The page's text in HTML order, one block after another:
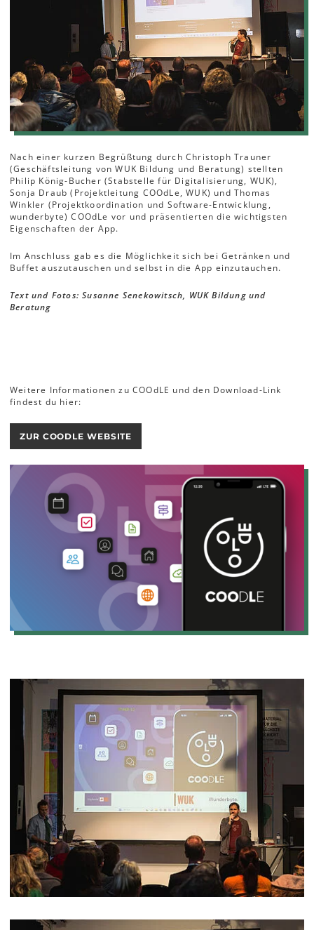
Nach einer kurzen Begrüßtung durch Christoph Trauner
(Geschäftsleitung von WUK Bildung und Beratung) stellten
Philip König-Bucher (Stabstelle für Digitalisierung, WUK),
Sonja Draub (Projektleitung COOdLe, WUK) und Thomas
Winkler (Projektkoordination und Software-Entwicklung,
wunderbyte) COOdLe vor und präsentierten die wichtigsten
Eigenschaften der App.
Im Anschluss gab es die Möglichkeit sich bei Getränken und
Buffet auszutauschen und selbst in die App einzutauchen.
Text und Fotos: Susanne Senekowitsch, WUK Bildung und
Beratung
Weitere Informationen zu COOdLE und den Download-Link
findest du hier:
ZUR COODLE WEBSITE